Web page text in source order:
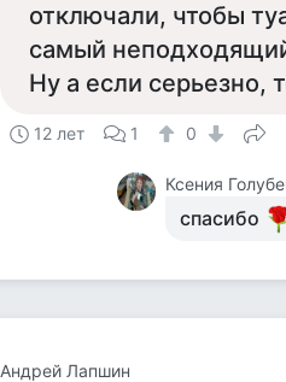
отключали, чтобы
самый
Ну а если серьезно,
12 лет 1 0
Ксения
спасибо
Андрей Лапшин